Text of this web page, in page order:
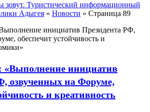
зовут. Туристический информационный
Адыгея » Новости » Страница 89
«Выполнение инициатив
озвученных на Форуме,
и креативность